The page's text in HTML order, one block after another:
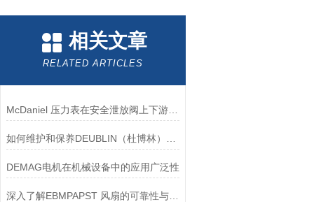
相关文章
RELATED ARTICLES
McDaniel 压力表在安全泄放阀上下游压力监测中的应用
DEMAG电机在机械设备中的应用广泛性
深入了解EBMPAPST 风扇的可靠性与耐用性